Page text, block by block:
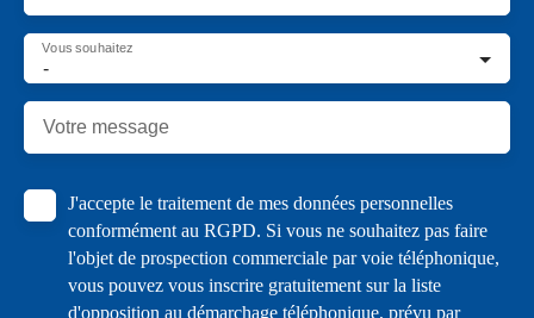
-
Vous souhaitez
Votre message
J'accepte le traitement de mes données personnelles
conformément au RGPD. Si vous ne souhaitez pas faire
l'objet de prospection commerciale par voie téléphonique,
vous pouvez vous inscrire gratuitement sur la liste
d'opposition au démarchage téléphonique, prévu par